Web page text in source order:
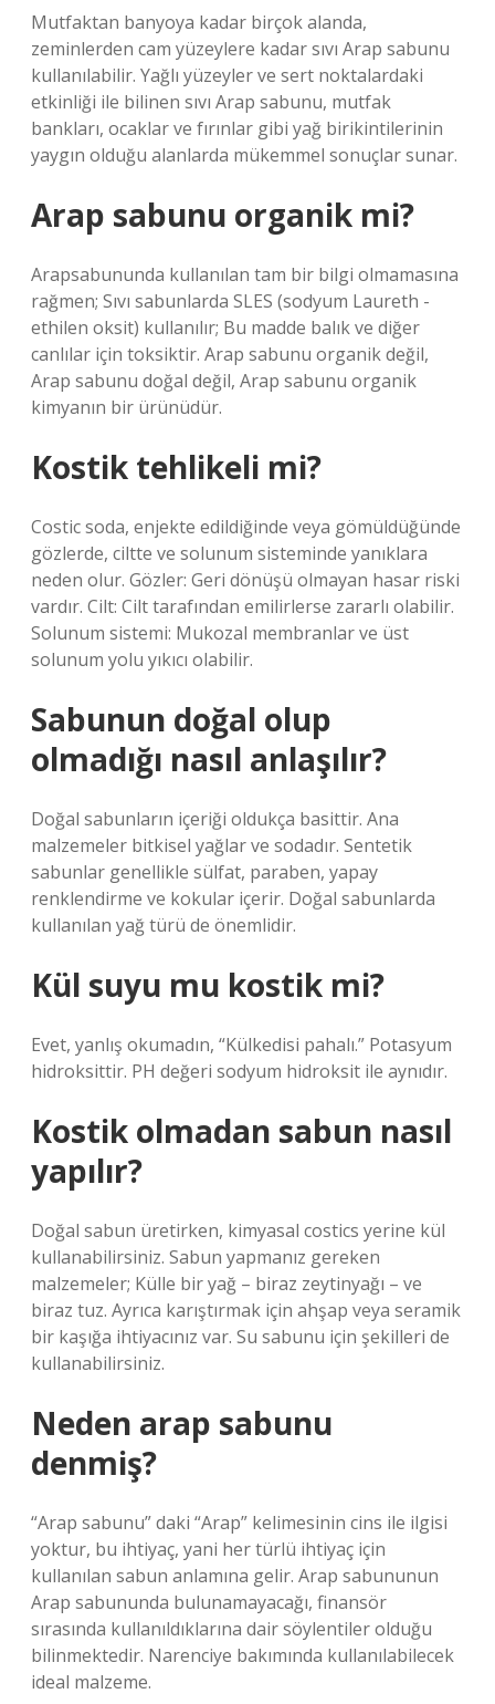
Mutfaktan banyoya kadar birçok alanda,
zeminlerden cam yüzeylere kadar sıvı Arap sabunu
kullanılabilir. Yağlı yüzeyler ve sert noktalardaki
etkinliği ile bilinen sıvı Arap sabunu, mutfak
bankları, ocaklar ve fırınlar gibi yağ birikintilerinin
yaygın olduğu alanlarda mükemmel sonuçlar sunar.
Arap sabunu organik mi?
Arapsabununda kullanılan tam bir bilgi olmamasına
rağmen; Sıvı sabunlarda SLES (sodyum Laureth -
ethilen oksit) kullanılır; Bu madde balık ve diğer
canlılar için toksiktir. Arap sabunu organik değil,
Arap sabunu doğal değil, Arap sabunu organik
kimyanın bir ürünüdür.
Kostik tehlikeli mi?
Costic soda, enjekte edildiğinde veya gömüldüğünde
gözlerde, ciltte ve solunum sisteminde yanıklara
neden olur. Gözler: Geri dönüşü olmayan hasar riski
vardır. Cilt: Cilt tarafından emilirlerse zararlı olabilir.
Solunum sistemi: Mukozal membranlar ve üst
solunum yolu yıkıcı olabilir.
Sabunun doğal olup
olmadığı nasıl anlaşılır?
Doğal sabunların içeriği oldukça basittir. Ana
malzemeler bitkisel yağlar ve sodadır. Sentetik
sabunlar genellikle sülfat, paraben, yapay
renklendirme ve kokular içerir. Doğal sabunlarda
kullanılan yağ türü de önemlidir.
Kül suyu mu kostik mi?
Evet, yanlış okumadın, “Külkedisi pahalı.” Potasyum
hidroksittir. PH değeri sodyum hidroksit ile aynıdır.
Kostik olmadan sabun nasıl
yapılır?
Doğal sabun üretirken, kimyasal costics yerine kül
kullanabilirsiniz. Sabun yapmanız gereken
malzemeler; Külle bir yağ – biraz zeytinyağı – ve
biraz tuz. Ayrıca karıştırmak için ahşap veya seramik
bir kaşığa ihtiyacınız var. Su sabunu için şekilleri de
kullanabilirsiniz.
Neden arap sabunu
denmiş?
“Arap sabunu” daki “Arap” kelimesinin cins ile ilgisi
yoktur, bu ihtiyaç, yani her türlü ihtiyaç için
kullanılan sabun anlamına gelir. Arap sabununun
Arap sabununda bulunamayacağı, finansör
sırasında kullanıldıklarına dair söylentiler olduğu
bilinmektedir. Narenciye bakımında kullanılabilecek
ideal malzeme.